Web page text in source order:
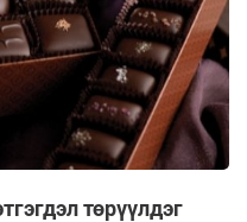
төрүүлдэг